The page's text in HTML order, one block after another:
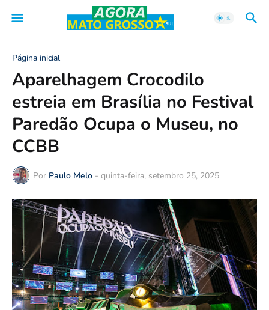
Página inicial
Aparelhagem Crocodilo
estreia em Brasília no Festival
Paredão Ocupa o Museu, no
CCBB
Por Paulo Melo - quinta-feira, setembro 25, 2025